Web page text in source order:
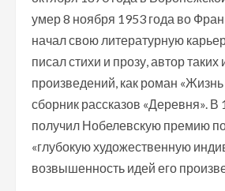
умер 8 ноября 1953 года во
начал свою литературную
писал стихи и прозу, автор таких
произведений, как роман
сборник рассказов «Деревня». В
получил Нобелевскую премию
«глубокую художественную
возвышенность идей его